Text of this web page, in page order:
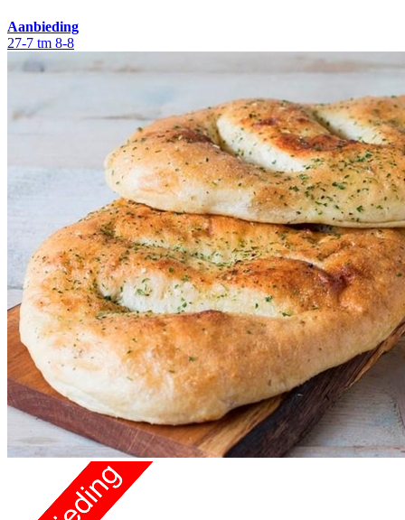
Aanbieding
27-7 tm 8-8